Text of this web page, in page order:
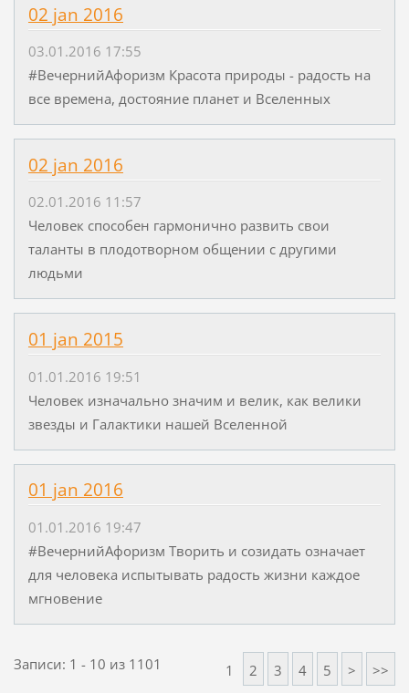
02 jan 2016
03.01.2016 17:55
#ВечернийАфоризм Красота природы - радость на
все времена, достояние планет и Вселенных
02 jan 2016
02.01.2016 11:57
Человек способен гармонично развить свои
таланты в плодотворном общении с другими
людьми
01 jan 2015
01.01.2016 19:51
Человек изначально значим и велик, как велики
звезды и Галактики нашей Вселенной
01 jan 2016
01.01.2016 19:47
#ВечернийАфоризм Творить и созидать означает
для человека испытывать радость жизни каждое
мгновение
Записи: 1 - 10 из 1101 1 2 3 4 5 > >>